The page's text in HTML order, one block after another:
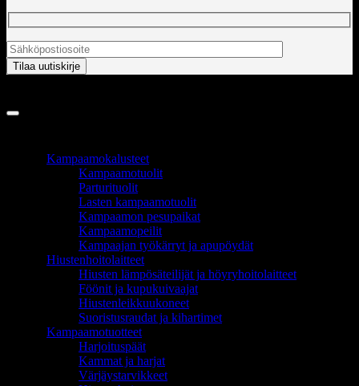
Kampaamokalusteet
Kampaamotuolit
Parturituolit
Lasten kampaamotuolit
Kampaamon pesupaikat
Kampaamopeilit
Kampaajan työkärryt ja apupöydät
Hiustenhoitolaitteet
Hiusten lämpösäteilijät ja höyryhoitolaitteet
Föönit ja kupukuivaajat
Hiustenleikkuukoneet
Suoristusraudat ja kihartimet
Kampaamotuotteet
Harjoituspäät
Kammat ja harjat
Värjäystarvikkeet